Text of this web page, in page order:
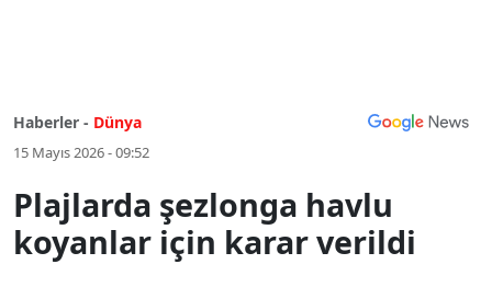
Haberler - Dünya
15 Mayıs 2026 - 09:52
Plajlarda şezlonga havlu
koyanlar için karar verildi